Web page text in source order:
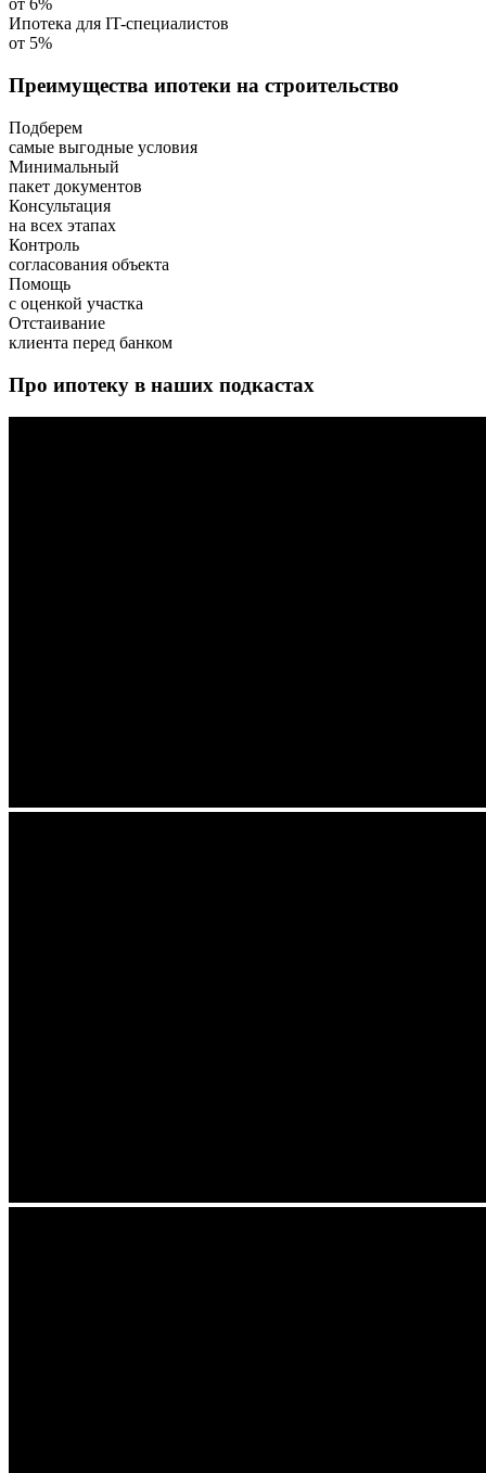
от 6%
Ипотека для IT-специалистов
от 5%
Преимущества ипотеки на строительство
Подберем
самые выгодные условия
Минимальный
пакет документов
Консультация
на всех этапах
Контроль
согласования объекта
Помощь
с оценкой участка
Отстаивание
клиента перед банком
Про ипотеку в наших подкастах